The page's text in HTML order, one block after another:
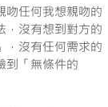
吻任何我想親吻的
，沒有想到對方的
，沒有任何需求的
到「無條件的